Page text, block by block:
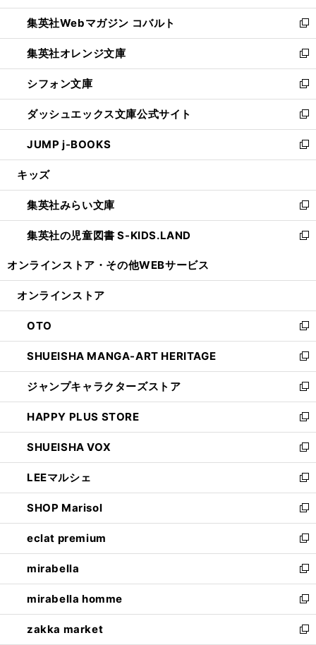
開
く
ウ
で
開
く
ン
ド
ウ
で
開
く
ウ
ィ
ン
ド
ウ
で
開
く
集英社Webマガジン コバルト
新
し
い
ウ
ィ
ン
ド
ウ
で
開
集英社オレンジ文庫
新
し
い
ウ
ィ
ン
ド
ウ
開
く
シフォン文庫
新
し
い
ウ
ィ
ン
ウ
で
開
く
ダッシュエックス文庫公式サイト
新
し
い
ウ
ン
ド
ウ
で
JUMP j-BOOKS
新
し
ウ
ィ
ン
ド
開
キッズ
集英社みらい文庫
新
し
い
ン
ウ
で
開
く
集英社の児童図書 S-KIDS.LAND
新
ウ
ン
ド
ウ
で
開
く
オンラインストア・ その他WEBサービス
オンラインストア
OTO
新
し
い
ウ
ィ
ン
ド
ウ
で
開
く
SHUEISHA MANGA-ART HERITAGE
新
し
い
ウ
ィ
ン
ド
ウ
で
開
く
ジャンプキャラクターズストア
新
し
い
ウ
ィ
ン
ド
ウ
で
開
く
HAPPY PLUS STORE
新
し
い
ウ
ィ
ン
ド
ウ
で
開
く
SHUEISHA VOX
新
し
い
ウ
ィ
ン
ド
ウ
で
開
く
LEEマルシェ
新
し
い
ウ
ィ
ン
ド
ウ
で
開
く
SHOP Marisol
新
し
い
ウ
ィ
ン
ド
ウ
で
eclat premium
新
し
い
ウ
ィ
ン
ド
mirabella
新
し
い
ウ
ィ
mirabella homme
新
し
い
zakka market
新